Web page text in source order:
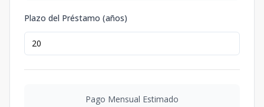
Plazo del Préstamo (años)
Pago Mensual Estimado